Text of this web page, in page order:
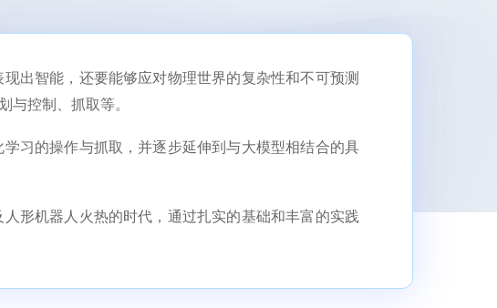
出智能，还要能够应对物理世界的复杂性和不可预测
与控制、抓取等。
习的操作与抓取，并逐步延伸到与大模型相结合的具
形机器人火热的时代，通过扎实的基础和丰富的实践